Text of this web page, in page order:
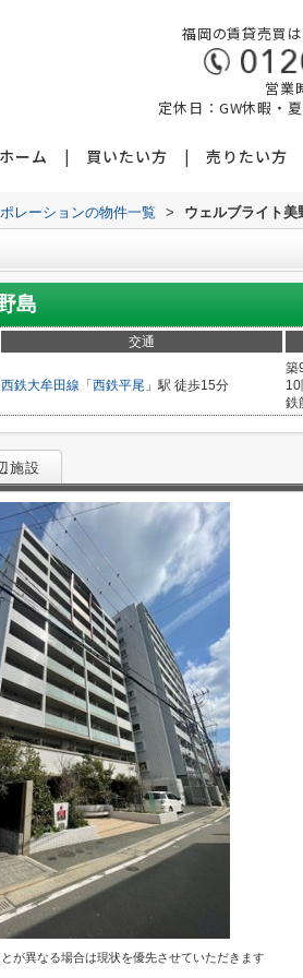
福岡の賃貸売買
営業
定休日：GW休暇・
ホーム 買いたい方 売りたい方
レーションの物件一覧 > ウェルブライト美
島
交通
西鉄大牟田線 「西鉄平尾 」駅 徒歩15分
築
鉄
施設
が異なる場合は現状を優先させていただきます